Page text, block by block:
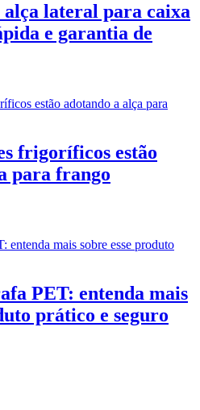
lateral para caixa
e garantia de
frigoríficos estão
para frango
PET: entenda mais
prático e seguro